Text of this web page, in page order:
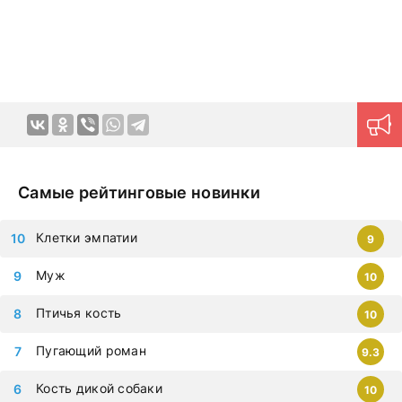
немедленно, чтобы не упустить самые современные
дорамы, которыми восхищается весь мир. Все фильмы
Самые рейтинговые новинки
Кость дикой собаки 10
Пугающий роман 9.3
Птичья кость 10
Муж 10
Клетки эмпатии 9